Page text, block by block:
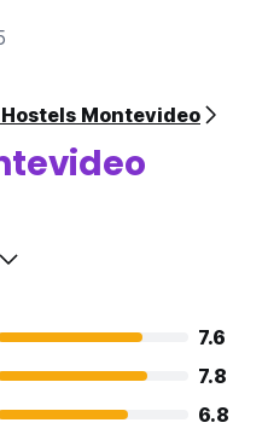
Montevideo
7.6
7.8
6.8